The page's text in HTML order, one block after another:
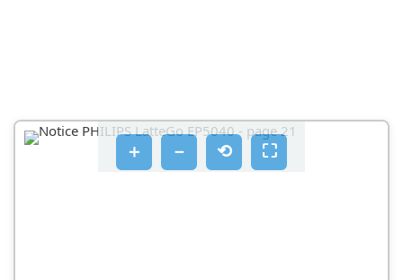
＋ － ⟲ ⛶